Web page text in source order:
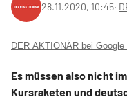
28.11.2020, 10:45‧
DER AKTIONÄR bei Google
Es müssen also nicht
Kursraketen und